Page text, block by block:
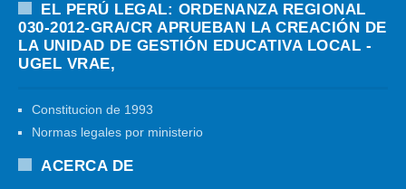
EL PERÚ LEGAL: ORDENANZA REGIONAL
030-2012-GRA/CR APRUEBAN LA CREACIÓN DE
LA UNIDAD DE GESTIÓN EDUCATIVA LOCAL -
UGEL VRAE,
Constitucion de 1993
Normas legales por ministerio
ACERCA DE